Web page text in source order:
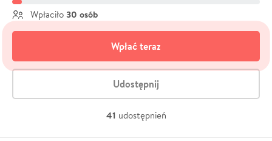
Wpłaciło 30 osób
Wpłać teraz
Udostępnij
41 udostępnień